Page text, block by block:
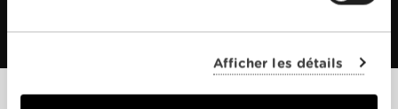
Afficher les détails